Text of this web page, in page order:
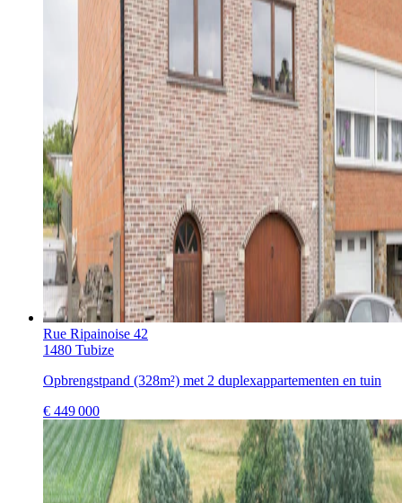
Rue Ripainoise 42
1480 Tubize
Opbrengstpand (328m²) met 2 duplexappartementen en tuin
€ 449 000